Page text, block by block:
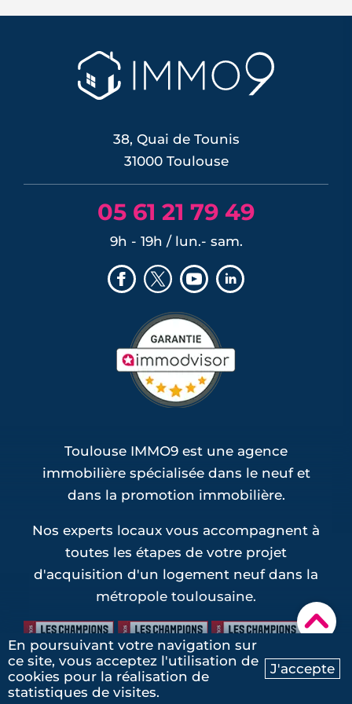
Ma recherche Contactez-nous
▾
choc énergétique. L'effet sur les crédits
immobiliers reste limité à court terme,
les banques ayant anticipé la décision,
mais une ...
38, Quai de Tounis
31000 Toulouse
05 61 21 79 49
9h - 19h / lun.- sam.
Toulouse IMMO9 est une agence
immobilière spécialisée dans le neuf et
dans la promotion immobilière.
Nos experts locaux vous accompagnent à
toutes les étapes de votre projet
d'acquisition d'un logement neuf dans la
métropole toulousaine.
En poursuivant votre navigation sur
ce site, vous acceptez l'utilisation de
cookies pour la réalisation de
statistiques de visites.
J'accepte